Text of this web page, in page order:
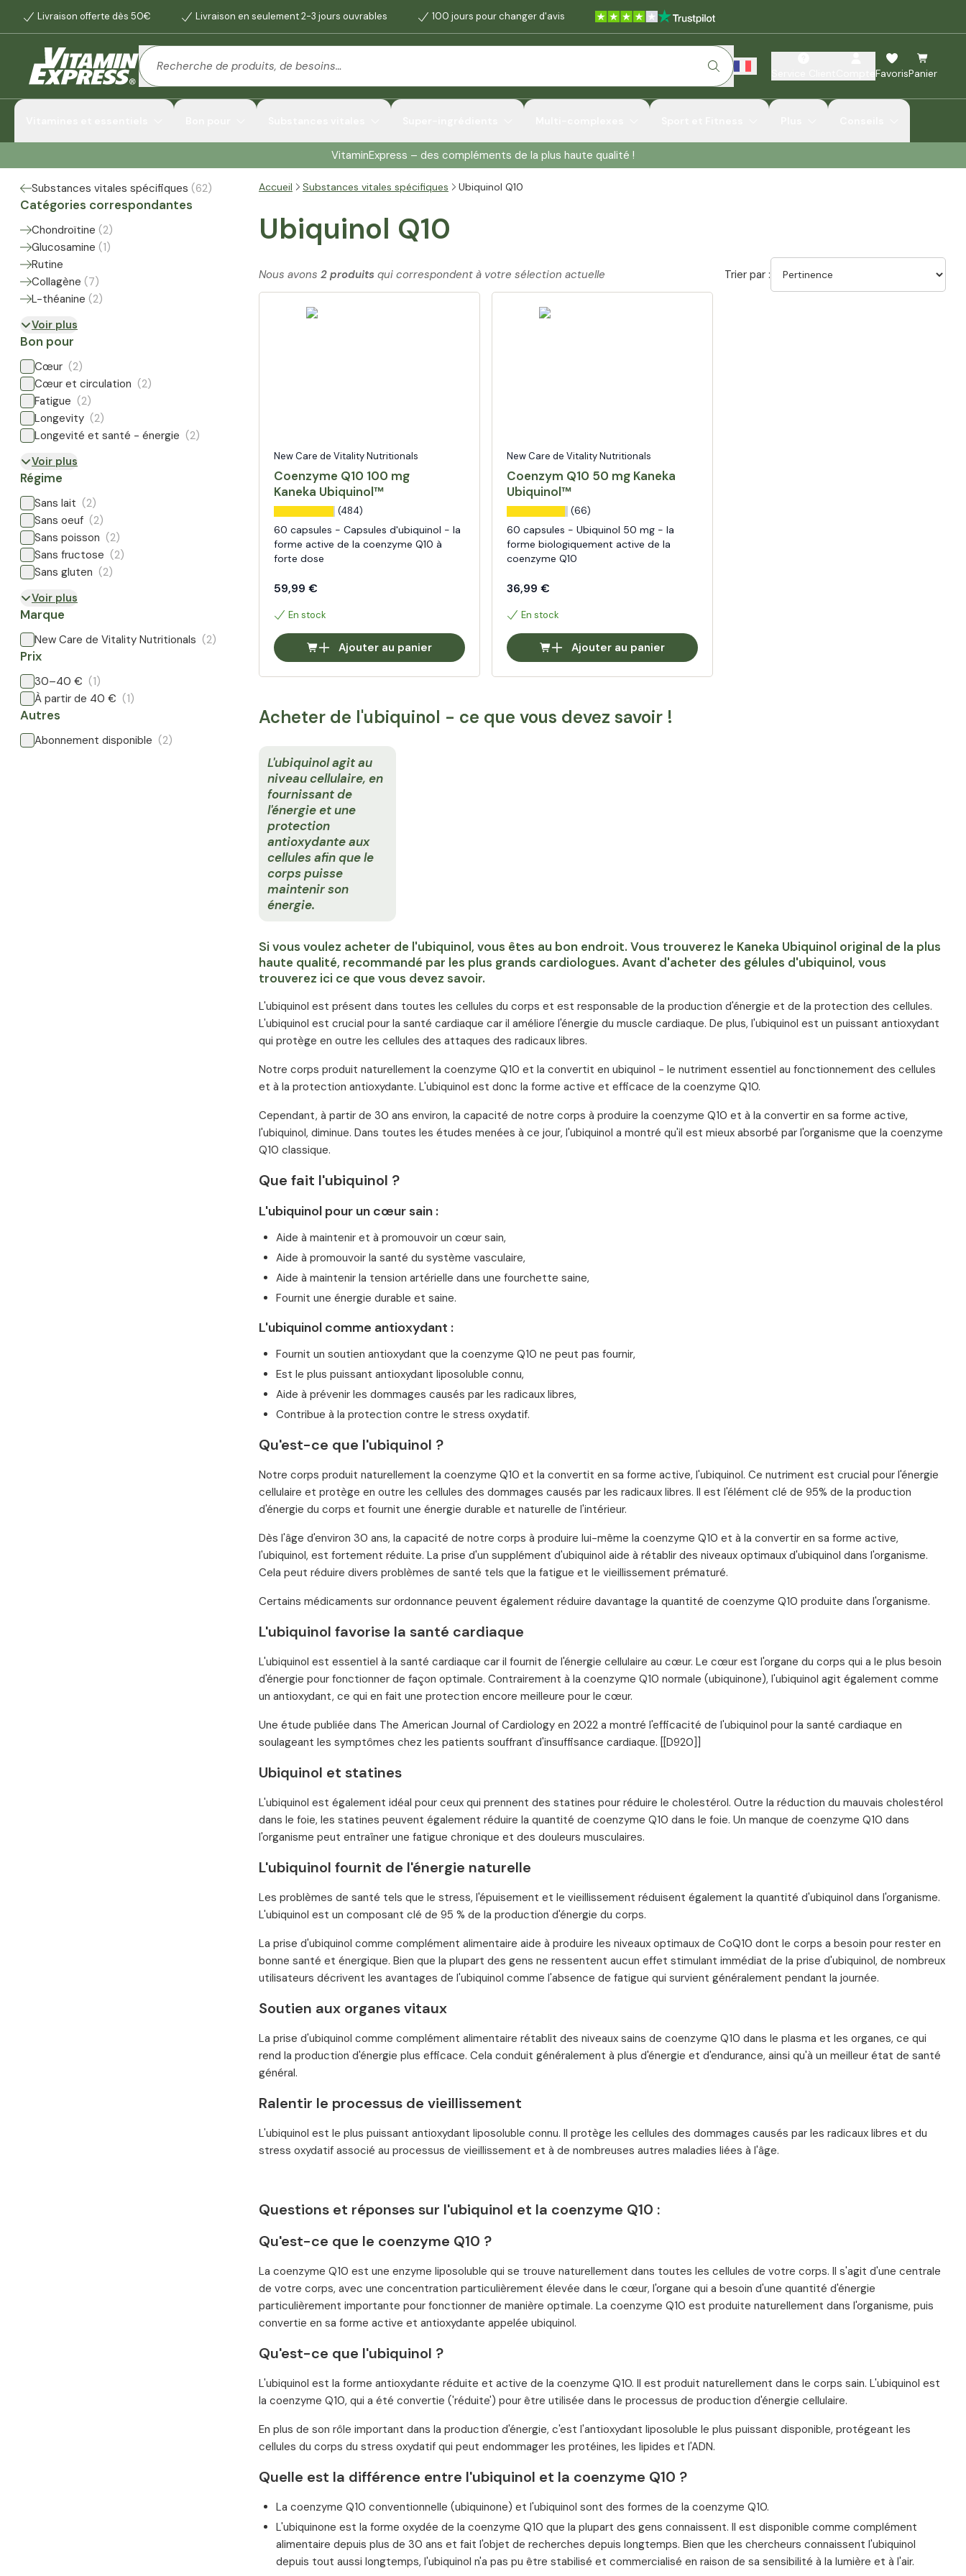
Livraison offerte dès 50€ Livraison en seulement 2-3 jours ouvrables 100 jours pour changer d'avis
FavorisPanier
VitaminExpress – des compléments de la plus haute qualité !
Substances vitales spécifiques (62)
Catégories correspondantes
Chondroïtine (2)
Glucosamine (1)
Rutine
Collagène (7)
L-théanine (2)
Voir plus
Bon pour
Cœur (2)
Cœur et circulation (2)
Fatigue (2)
Longevity (2)
Longevité et santé - énergie (2)
Voir plus
Régime
Sans lait (2)
Sans oeuf (2)
Sans poisson (2)
Sans fructose (2)
Sans gluten (2)
Voir plus
Marque
New Care de Vitality Nutritionals (2)
Prix
30–40 € (1)
À partir de 40 € (1)
Autres
Abonnement disponible (2)
Accueil Substances vitales spécifiques Ubiquinol Q10
Ubiquinol Q10
Nous avons 2 produits qui correspondent à votre sélection actuelle Trier par :
New Care de Vitality Nutritionals
Coenzyme Q10 100 mg
Kaneka Ubiquinol™
(484)
60 capsules - Capsules d'ubiquinol - la
forme active de la coenzyme Q10 à
forte dose
59,99 €
En stock
Ajouter au panier
New Care de Vitality Nutritionals
Coenzym Q10 50 mg Kaneka
Ubiquinol™
(66)
60 capsules - Ubiquinol 50 mg - la
forme biologiquement active de la
coenzyme Q10
36,99 €
En stock
Ajouter au panier
Acheter de l'ubiquinol - ce que vous devez savoir !
L'ubiquinol agit au
niveau cellulaire, en
fournissant de
l'énergie et une
protection
antioxydante aux
cellules afin que le
corps puisse
maintenir son
énergie.
Si vous voulez acheter de l'ubiquinol, vous êtes au bon endroit. Vous trouverez le Kaneka Ubiquinol original de la plus
haute qualité, recommandé par les plus grands cardiologues. Avant d'acheter des gélules d'ubiquinol, vous
trouverez ici ce que vous devez savoir.
L'ubiquinol est présent dans toutes les cellules du corps et est responsable de la production d'énergie et de la protection des cellules.
L'ubiquinol est crucial pour la santé cardiaque car il améliore l'énergie du muscle cardiaque. De plus, l'ubiquinol est un puissant antioxydant
qui protège en outre les cellules des attaques des radicaux libres.
Notre corps produit naturellement la coenzyme Q10 et la convertit en ubiquinol - le nutriment essentiel au fonctionnement des cellules
et à la protection antioxydante. L'ubiquinol est donc la forme active et efficace de la coenzyme Q10.
Cependant, à partir de 30 ans environ, la capacité de notre corps à produire la coenzyme Q10 et à la convertir en sa forme active,
l'ubiquinol, diminue. Dans toutes les études menées à ce jour, l'ubiquinol a montré qu'il est mieux absorbé par l'organisme que la coenzyme
Q10 classique.
Que fait l'ubiquinol ?
L'ubiquinol pour un cœur sain :
Aide à maintenir et à promouvoir un cœur sain,
Aide à promouvoir la santé du système vasculaire,
Aide à maintenir la tension artérielle dans une fourchette saine,
Fournit une énergie durable et saine.
L'ubiquinol comme antioxydant :
Fournit un soutien antioxydant que la coenzyme Q10 ne peut pas fournir,
Est le plus puissant antioxydant liposoluble connu,
Aide à prévenir les dommages causés par les radicaux libres,
Contribue à la protection contre le stress oxydatif.
Qu'est-ce que l'ubiquinol ?
Notre corps produit naturellement la coenzyme Q10 et la convertit en sa forme active, l'ubiquinol. Ce nutriment est crucial pour l'énergie
cellulaire et protège en outre les cellules des dommages causés par les radicaux libres. Il est l'élément clé de 95% de la production
d'énergie du corps et fournit une énergie durable et naturelle de l'intérieur.
Dès l'âge d'environ 30 ans, la capacité de notre corps à produire lui-même la coenzyme Q10 et à la convertir en sa forme active,
l'ubiquinol, est fortement réduite. La prise d'un supplément d'ubiquinol aide à rétablir des niveaux optimaux d'ubiquinol dans l'organisme.
Cela peut réduire divers problèmes de santé tels que la fatigue et le vieillissement prématuré.
Certains médicaments sur ordonnance peuvent également réduire davantage la quantité de coenzyme Q10 produite dans l'organisme.
L'ubiquinol favorise la santé cardiaque
L'ubiquinol est essentiel à la santé cardiaque car il fournit de l'énergie cellulaire au cœur. Le cœur est l'organe du corps qui a le plus besoin
d'énergie pour fonctionner de façon optimale. Contrairement à la coenzyme Q10 normale (ubiquinone), l'ubiquinol agit également comme
un antioxydant, ce qui en fait une protection encore meilleure pour le cœur.
Une étude publiée dans The American Journal of Cardiology en 2022 a montré l'efficacité de l'ubiquinol pour la santé cardiaque en
soulageant les symptômes chez les patients souffrant d'insuffisance cardiaque. [[D920]]
Ubiquinol et statines
L'ubiquinol est également idéal pour ceux qui prennent des statines pour réduire le cholestérol. Outre la réduction du mauvais cholestérol
dans le foie, les statines peuvent également réduire la quantité de coenzyme Q10 dans le foie. Un manque de coenzyme Q10 dans
l'organisme peut entraîner une fatigue chronique et des douleurs musculaires.
L'ubiquinol fournit de l'énergie naturelle
Les problèmes de santé tels que le stress, l'épuisement et le vieillissement réduisent également la quantité d'ubiquinol dans l'organisme.
L'ubiquinol est un composant clé de 95 % de la production d'énergie du corps.
La prise d'ubiquinol comme complément alimentaire aide à produire les niveaux optimaux de CoQ10 dont le corps a besoin pour rester en
bonne santé et énergique. Bien que la plupart des gens ne ressentent aucun effet stimulant immédiat de la prise d'ubiquinol, de nombreux
utilisateurs décrivent les avantages de l'ubiquinol comme l'absence de fatigue qui survient généralement pendant la journée.
Soutien aux organes vitaux
La prise d'ubiquinol comme complément alimentaire rétablit des niveaux sains de coenzyme Q10 dans le plasma et les organes, ce qui
rend la production d'énergie plus efficace. Cela conduit généralement à plus d'énergie et d'endurance, ainsi qu'à un meilleur état de santé
général.
Ralentir le processus de vieillissement
L'ubiquinol est le plus puissant antioxydant liposoluble connu. Il protège les cellules des dommages causés par les radicaux libres et du
stress oxydatif associé au processus de vieillissement et à de nombreuses autres maladies liées à l'âge.
Questions et réponses sur l'ubiquinol et la coenzyme Q10 :
Qu'est-ce que le coenzyme Q10 ?
La coenzyme Q10 est une enzyme liposoluble qui se trouve naturellement dans toutes les cellules de votre corps. Il s'agit d'une centrale
de votre corps, avec une concentration particulièrement élevée dans le cœur, l'organe qui a besoin d'une quantité d'énergie
particulièrement importante pour fonctionner de manière optimale. La coenzyme Q10 est produite naturellement dans l'organisme, puis
convertie en sa forme active et antioxydante appelée ubiquinol.
Qu'est-ce que l'ubiquinol ?
L'ubiquinol est la forme antioxydante réduite et active de la coenzyme Q10. Il est produit naturellement dans le corps sain. L'ubiquinol est
la coenzyme Q10, qui a été convertie ('réduite') pour être utilisée dans le processus de production d'énergie cellulaire.
En plus de son rôle important dans la production d'énergie, c'est l'antioxydant liposoluble le plus puissant disponible, protégeant les
cellules du corps du stress oxydatif qui peut endommager les protéines, les lipides et l'ADN.
Quelle est la différence entre l'ubiquinol et la coenzyme Q10 ?
La coenzyme Q10 conventionnelle (ubiquinone) et l'ubiquinol sont des formes de la coenzyme Q10.
L'ubiquinone est la forme oxydée de la coenzyme Q10 que la plupart des gens connaissent. Il est disponible comme complément
alimentaire depuis plus de 30 ans et fait l'objet de recherches depuis longtemps. Bien que les chercheurs connaissent l'ubiquinol
depuis tout aussi longtemps, l'ubiquinol n'a pas pu être stabilisé et commercialisé en raison de sa sensibilité à la lumière et à l'air.